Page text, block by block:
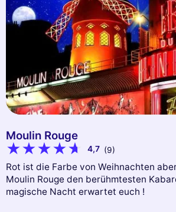
Moulin Rouge
4,7 (9)
Rot ist die Farbe von Weihnachten
Moulin Rouge den berühmtesten
magische Nacht erwartet euch !